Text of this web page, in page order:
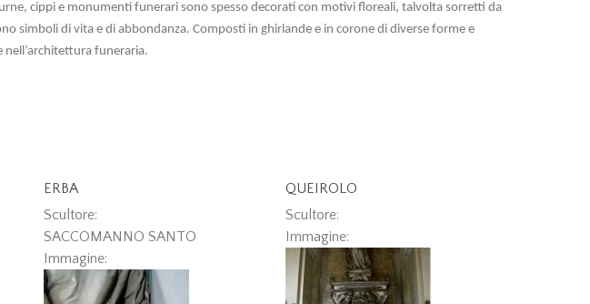
urne, cippi e monumenti funerari sono spesso decorati con motivi floreali, talvolta sorretti da
simboli di vita e di abbondanza. Composti in ghirlande e in corone di diverse forme e
nell’architettura funeraria.
ERBA
Scultore:
SACCOMANNO SANTO
Immagine:
QUEIROLO
Scultore:
Immagine: